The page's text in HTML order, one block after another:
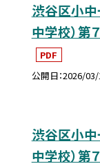
渋谷区小中
中学校）第
PDF
公開日 2026/
渋谷区小中
中学校）第